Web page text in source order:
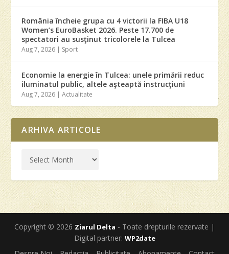
România încheie grupa cu 4 victorii la FIBA U18
Women’s EuroBasket 2026. Peste 17.700 de
spectatori au susţinut tricolorele la Tulcea
Aug 7, 2026 | Sport
Economie la energie în Tulcea: unele primării reduc
iluminatul public, altele aşteaptă instrucţiuni
Aug 7, 2026 |Actualitate
ARHIVA ARTICOLE
Copyright © 2026 Ziarul Delta - Toate drepturile rezervate |
Digital partner: WP2date